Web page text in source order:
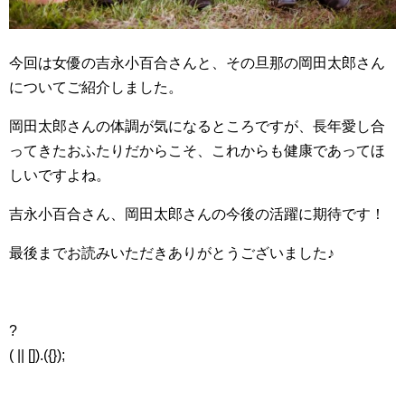
今回は女優の吉永小百合さんと、その旦那の岡田太郎さん
についてご紹介しました。
岡田太郎さんの体調が気になるところですが、長年愛し合
ってきたおふたりだからこそ、これからも健康であってほ
しいですよね。
吉永小百合さん、岡田太郎さんの今後の活躍に期待です！
最後までお読みいただきありがとうございました♪
?
( || []).({});